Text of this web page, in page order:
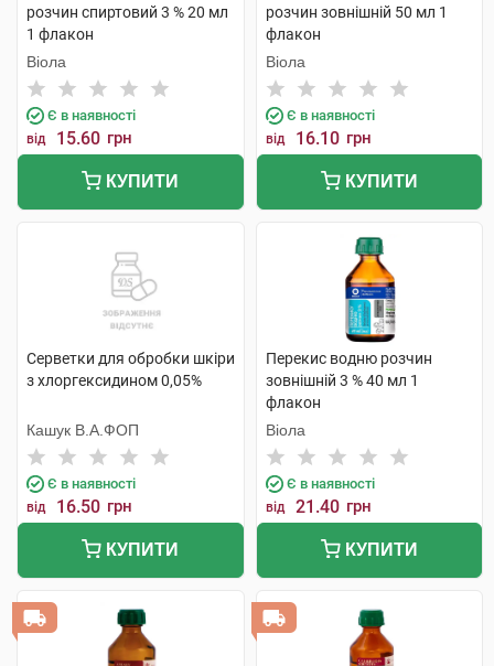
розчин спиртовий 3 % 20 мл
1 флакон
Віола
Є в наявності
від 15.60 грн
КУПИТИ
розчин зовнішній 50 мл 1
флакон
Віола
Є в наявності
від 16.10 грн
КУПИТИ
Серветки для обробки шкіри
з хлоргексидином 0,05%
Кашук В.А.ФОП
Є в наявності
від 16.50 грн
КУПИТИ
Перекис водню розчин
зовнішній 3 % 40 мл 1
флакон
Віола
Є в наявності
від 21.40 грн
КУПИТИ